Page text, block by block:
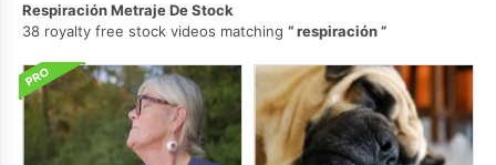
Respiración Metraje De Stock
38 royalty free stock videos matching
respiración